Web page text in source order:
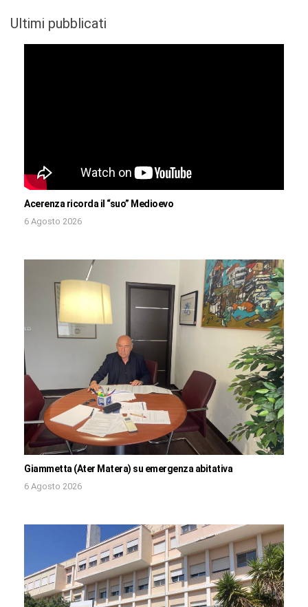
Ultimi pubblicati
Acerenza ricorda il “suo” Medioevo
6 Agosto 2026
Giammetta (Ater Matera) su emergenza abitativa
6 Agosto 2026